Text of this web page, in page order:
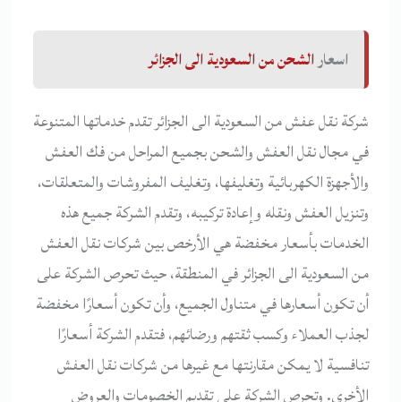
اسعارالشحن من السعودية الى الجزائر
شركة نقل عفش من السعودية الى الجزائر تقدم خدماتها المتنوعة
في مجال نقل العفش والشحن بجميع المراحل من فك العفش
والأجهزة الكهربائية وتغليفها، وتغليف المفروشات والمتعلقات،
وتنزيل العفش ونقله وإعادة تركيبه، وتقدم الشركة جميع هذه
الخدمات بأسعار مخفضة هي الأرخص بين شركات نقل العفش
من السعودية الى الجزائر في المنطقة، حيث تحرص الشركة على
أن تكون أسعارها في متناول الجميع، وأن تكون أسعارًا مخفضة
لجذب العملاء وكسب ثقتهم ورضائهم، فتقدم الشركة أسعارًا
تنافسية لا يمكن مقارنتها مع غيرها من شركات نقل العفش
الأخرى. وتحرص الشركة على تقديم الخصومات والعروض